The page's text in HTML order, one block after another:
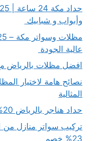
وأبواب و شبابيك
عالية الجودة
افضل مظلات بالرياض مع 20%
نصائح هامة لاختيار
المثالية
حداد هناجر بالرياض 20% خصم على اعمالنا
تركيب سواتر منازل من
23% خصم